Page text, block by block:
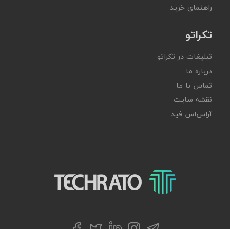
راهنمای خرید
تکراتو
تبلیغات در تکراتو
درباره ما
تماس با ما
نقشه سایت
آر‌اس‌اس فید
تکراتو – زندگی با تکنولوژی